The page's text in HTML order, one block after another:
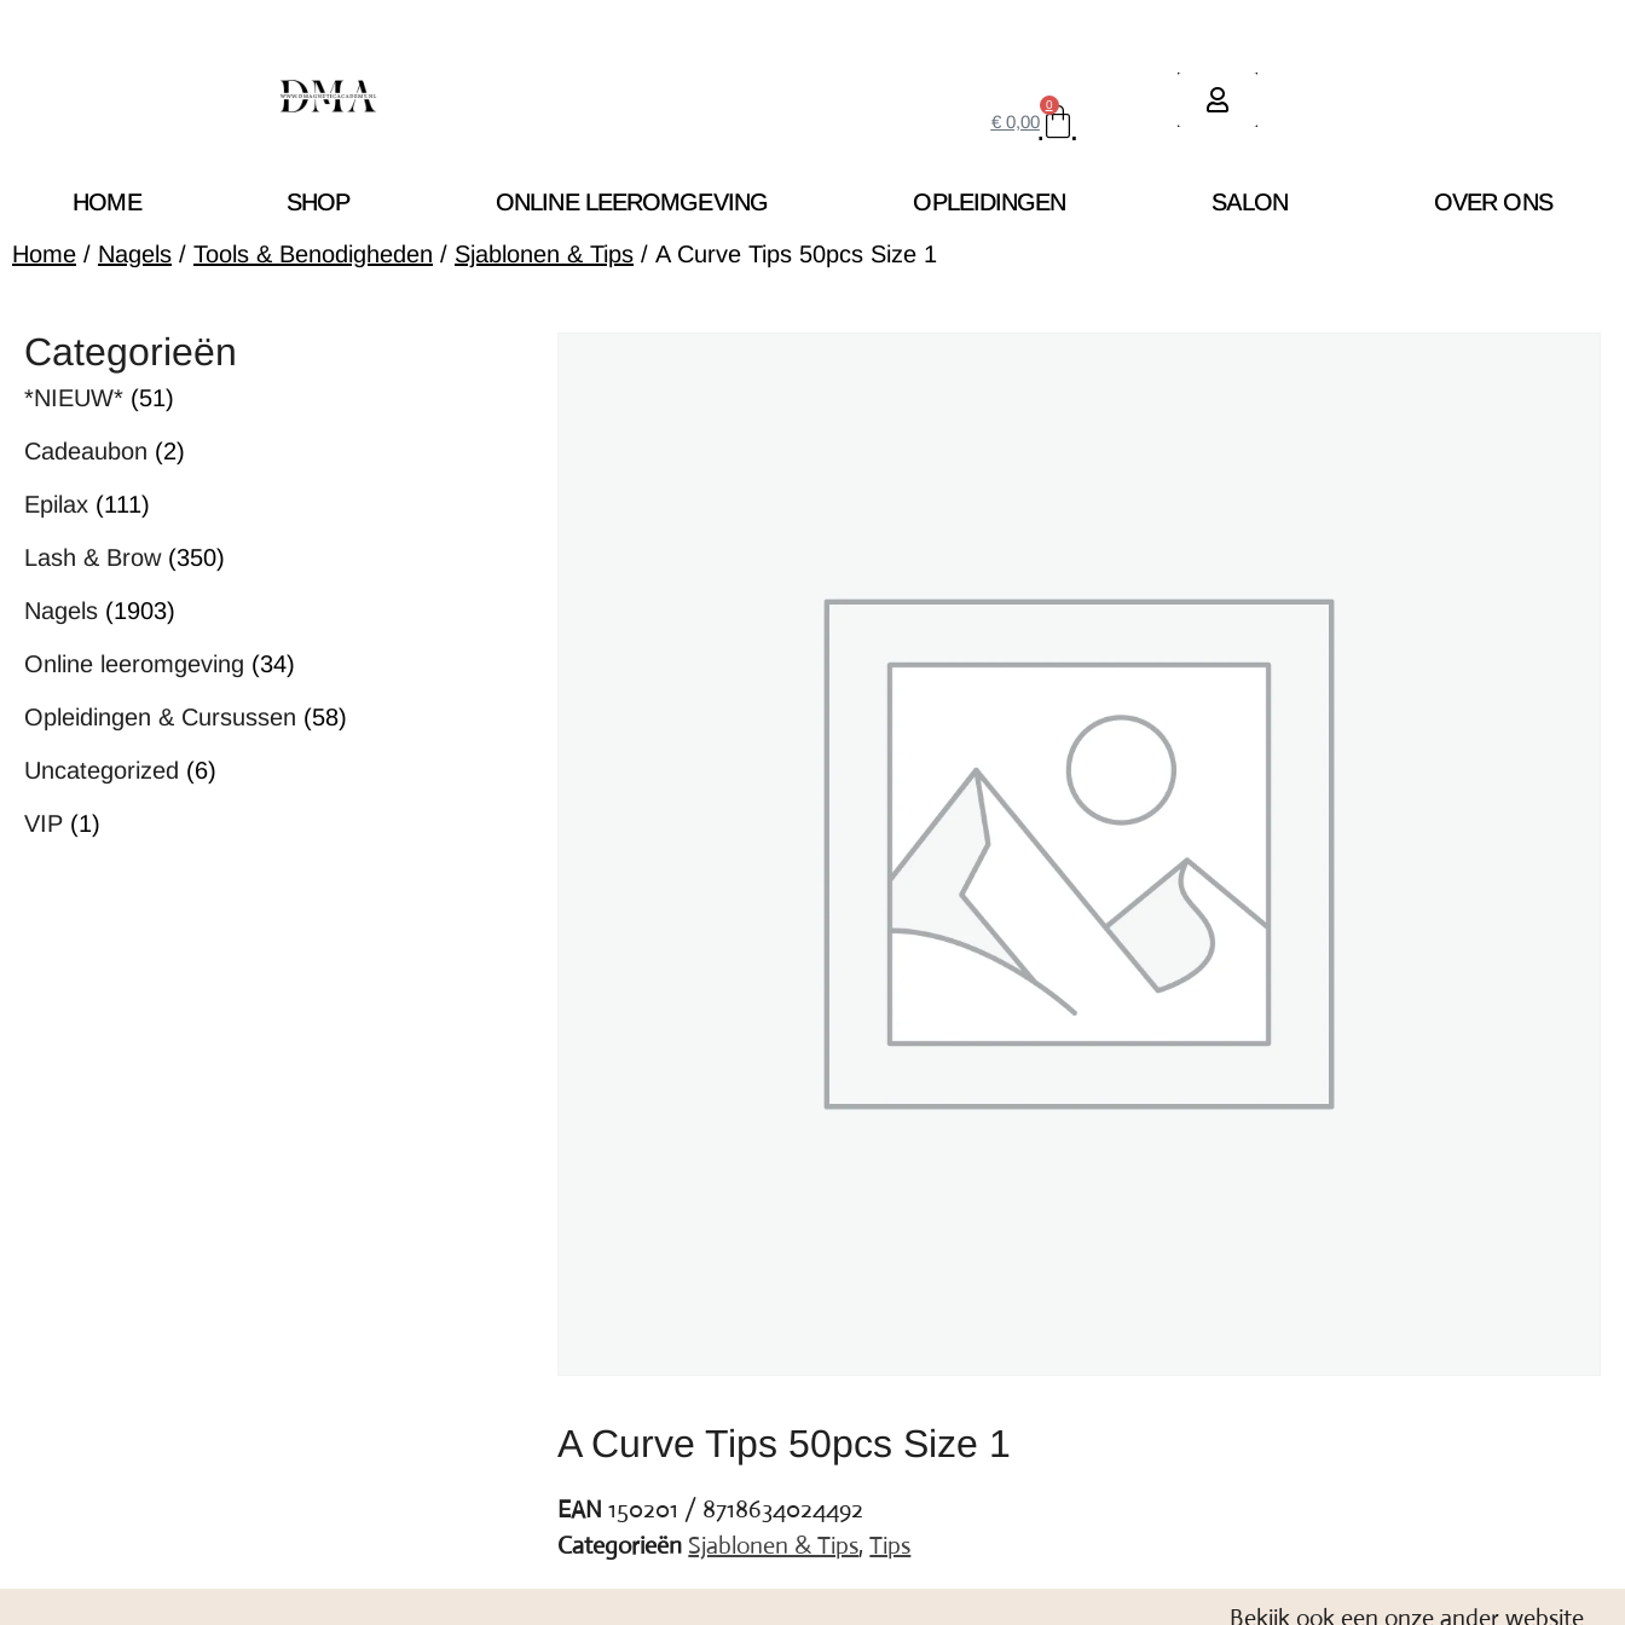
€0,00
0
HOME SHOP ONLINE LEEROMGEVING OPLEIDINGEN SALON
OVER ONS
Home / Nagels / Tools & Benodigheden / Sjablonen & Tips / A Curve Tips 50pcs Size 1
Categorieën
*NIEUW* (51)
Cadeaubon (2)
Epilax (111)
Lash & Brow (350)
Nagels (1903)
Online leeromgeving (34)
Opleidingen & Cursussen (58)
Uncategorized (6)
VIP (1)
A Curve Tips 50pcs Size 1
EAN150201 / 8718634024492
Categorieën Sjablonen & Tips,Tips
Bekijk ook een onze ander website